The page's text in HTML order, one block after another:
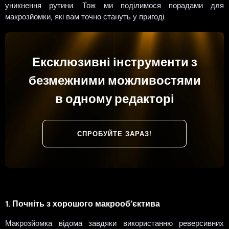
уникнення рутини. Тож ми поділимося порадами для
макрозйомки, які вам точно стануть у пригоді.
Ексклюзивні інструменти з
безмежними можливостями
в одному редакторі
СПРОБУЙТЕ ЗАРАЗ!
1. Почніть з хорошого макрооб’єктива
Макрозйомка відома завдяки використанню реверсивних